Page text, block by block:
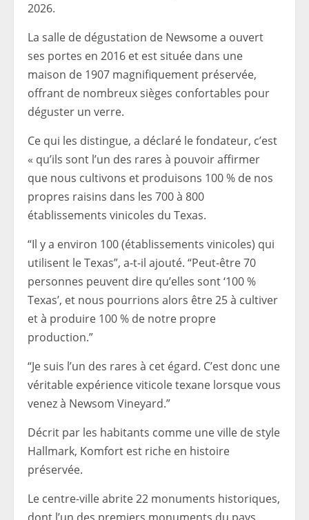
2026.
La salle de dégustation de Newsome a ouvert
ses portes en 2016 et est située dans une
maison de 1907 magnifiquement préservée,
offrant de nombreux sièges confortables pour
déguster un verre.
Ce qui les distingue, a déclaré le fondateur, c’est
« qu’ils sont l’un des rares à pouvoir affirmer
que nous cultivons et produisons 100 % de nos
propres raisins dans les 700 à 800
établissements vinicoles du Texas.
“Il y a environ 100 (établissements vinicoles) qui
utilisent le Texas”, a-t-il ajouté. “Peut-être 70
personnes peuvent dire qu’elles sont ‘100 %
Texas’, et nous pourrions alors être 25 à cultiver
et à produire 100 % de notre propre
production.”
“Je suis l’un des rares à cet égard. C’est donc une
véritable expérience viticole texane lorsque vous
venez à Newsom Vineyard.”
Décrit par les habitants comme une ville de style
Hallmark, Komfort est riche en histoire
préservée.
Le centre-ville abrite 22 monuments historiques,